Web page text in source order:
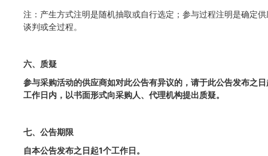
注：产生方式注明是随机抽取或自行选定；参与过程注明是确定
谈判或全过程。
六、质疑
参与采购活动的供应商如对此公告有异议的，请于此公告发布之
工作日内，以书面形式向采购人、代理机构提出质疑。
七、公告期限
自本公告发布之日起1个工作日。